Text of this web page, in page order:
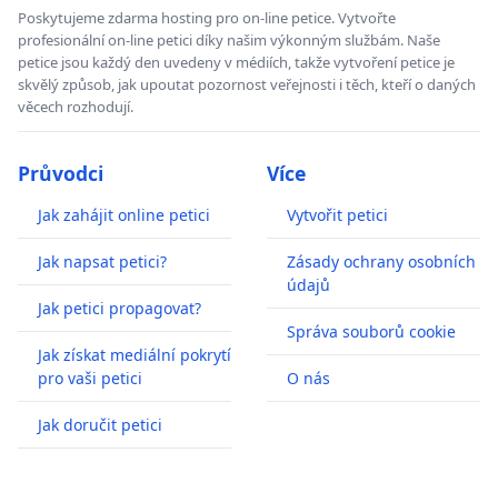
Poskytujeme zdarma hosting pro on-line petice. Vytvořte
profesionální on-line petici díky našim výkonným službám. Naše
petice jsou každý den uvedeny v médiích, takže vytvoření petice je
skvělý způsob, jak upoutat pozornost veřejnosti i těch, kteří o daných
věcech rozhodují.
Průvodci
Jak zahájit online petici
Jak napsat petici?
Jak petici propagovat?
Jak získat mediální pokrytí
pro vaši petici
Jak doručit petici
Více
Vytvořit petici
Zásady ochrany osobních
údajů
Správa souborů cookie
O nás